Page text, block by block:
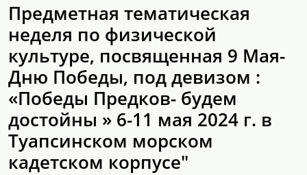
Предметная тематическая
неделя по физической
культуре, посвященная 9 Мая-
Дню Победы, под девизом :
«Победы Предков- будем
достойны » 6-11 мая 2024 г. в
Туапсинском морском
кадетском корпусе"